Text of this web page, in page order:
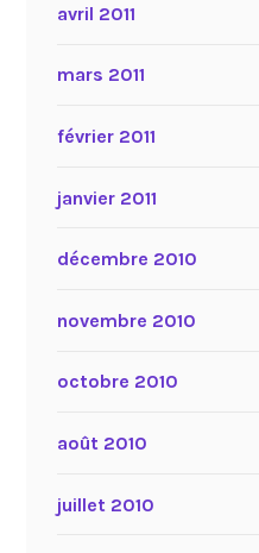
avril 2011
mars 2011
février 2011
janvier 2011
décembre 2010
novembre 2010
octobre 2010
août 2010
juillet 2010